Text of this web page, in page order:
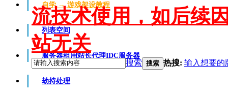
自学 → 游戏架设教程
列表空间
服务器租用站长代理IDC服务器
劫持处理
流技术使用，如后续
站无关
搜索 搜索 热搜: 输入想要的